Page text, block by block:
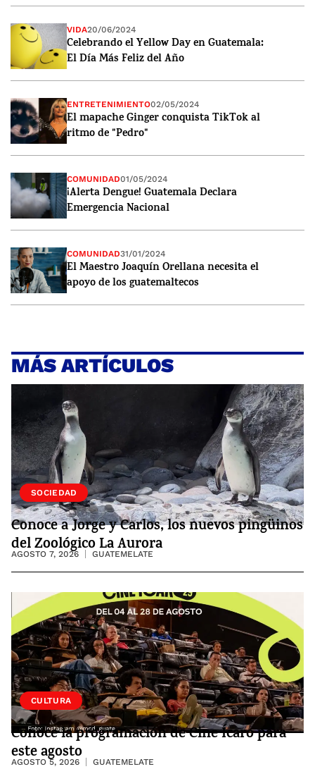
VIDA20/06/2024
Celebrando el Yellow Day en Guatemala:
El Día Más Feliz del Año
ENTRETENIMIENTO02/05/2024
El mapache Ginger conquista TikTok al
ritmo de "Pedro"
COMUNIDAD01/05/2024
¡Alerta Dengue! Guatemala Declara
Emergencia Nacional
COMUNIDAD31/01/2024
El Maestro Joaquín Orellana necesita el
apoyo de los guatemaltecos
MÁS ARTÍCULOS
VIDA
SOCIEDAD
Conoce a Jorge y Carlos, los nuevos pingüinos
del Zoológico La Aurora
AGOSTO 7, 2026 GUATEMELATE
CULTURA
Conoce la programación de Cine Ícaro para
este agosto
AGOSTO 5, 2026 GUATEMELATE